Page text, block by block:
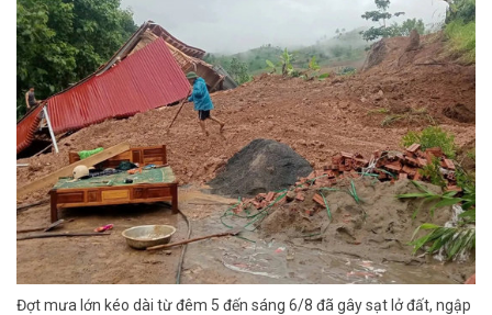
Đợt mưa lớn kéo dài từ đêm 5 đến sáng 6/8 đã gây sạt lở đất, ngập